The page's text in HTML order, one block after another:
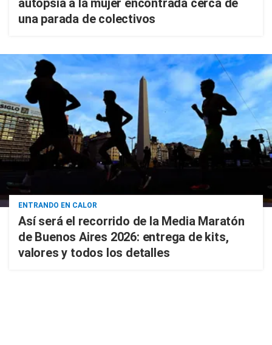
autopsia a la mujer encontrada cerca de
una parada de colectivos
ENTRANDO EN CALOR
Así será el recorrido de la Media Maratón
de Buenos Aires 2026: entrega de kits,
valores y todos los detalles